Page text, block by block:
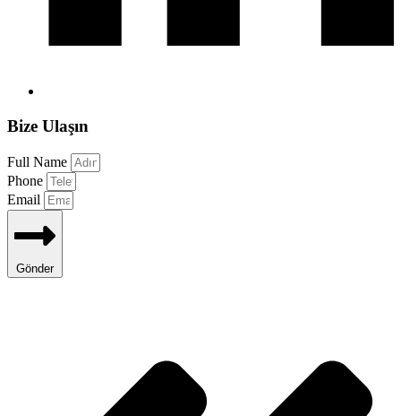
Bize Ulaşın
Full Name
Phone
Email
Gönder